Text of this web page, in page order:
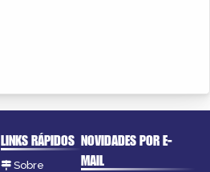
LINKS RÁPIDOS
Sobre
NOVIDADES POR E-
MAIL